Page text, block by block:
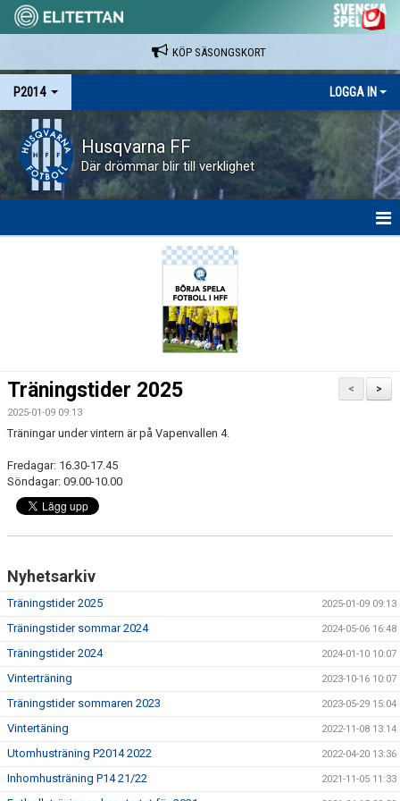
KÖP SÄSONGSKORT
P2014 LOGGA IN
Husqvarna FF
Där drömmar blir till verklighet
SPELARE & LEDARE
DOKUMENT
>
<
Träningstider 2025
2025-01-09 09:13
Träningar under vintern är på Vapenvallen 4.
Fredagar: 16.30-17.45
Söndagar: 09.00-10.00
Nyhetsarkiv
Träningstider 2025 2025-01-09 09:13
Träningstider sommar 2024 2024-05-06 16:48
Träningstider 2024 2024-01-10 10:07
Vinterträning 2023-10-16 10:07
Träningstider sommaren 2023 2023-05-29 15:04
Vintertäning 2022-11-08 13:14
Utomhusträning P2014 2022 2022-04-20 13:36
Inhomhusträning P14 21/22 2021-11-05 11:33